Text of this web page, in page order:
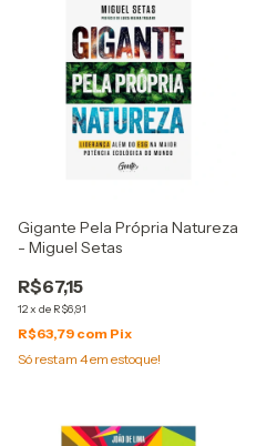
Gigante Pela Própria Natureza
- Miguel Setas
R$67,15
12x de R$6,91
R$63,79 com Pix
Só restam 4em estoque!